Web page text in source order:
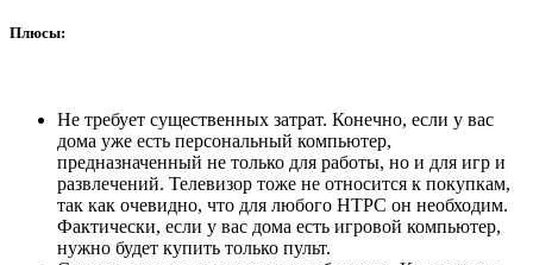
Плюсы:
Не требует существенных затрат. Конечно, если у вас
дома уже есть персональный компьютер,
предназначенный не только для работы, но и для игр и
развлечений. Телевизор тоже не относится к покупкам,
так как очевидно, что для любого HTPC он необходим.
Фактически, если у вас дома есть игровой компьютер,
нужно будет купить только пульт.